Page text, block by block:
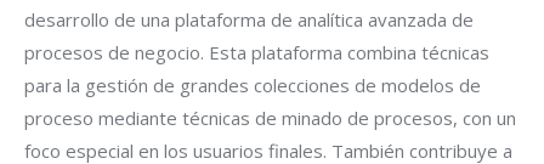
desarrollo de una plataforma de analítica avanzada de
procesos de negocio. Esta plataforma combina técnicas
para la gestión de grandes colecciones de modelos de
proceso mediante técnicas de minado de procesos, con un
foco especial en los usuarios finales. También contribuye a